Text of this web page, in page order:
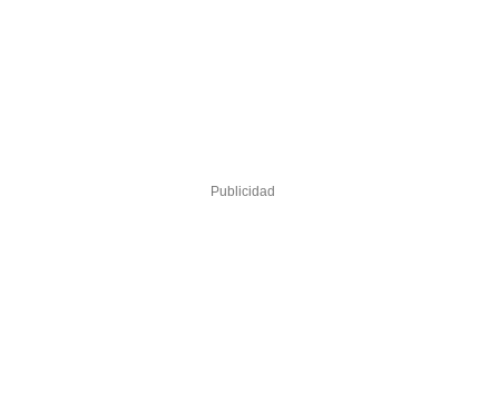
Publicidad